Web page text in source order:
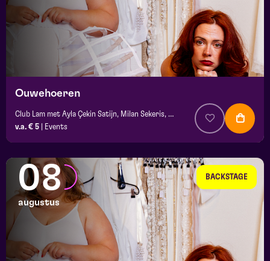
Ouwehoeren
Club Lam met Ayla Çekin Satijn, Milan Sekeris, e.a.
v.a. € 5
Events
BACKSTAGE
08
augustus